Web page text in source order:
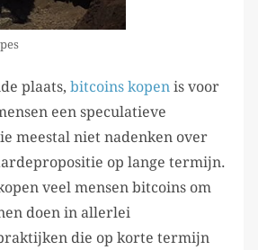
plaats, bitcoins kopen is voor
een speculatieve
meestal niet nadenken over
op lange termijn.
veel mensen bitcoins om
doen in allerlei
die op korte termijn